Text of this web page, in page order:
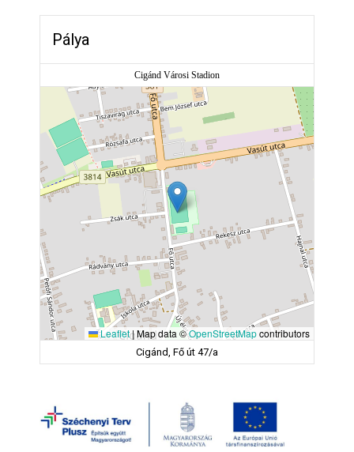
Pálya
Cigánd Városi Stadion
Leaflet|Map data ©OpenStreetMapcontributors
Cigánd, Fő út 47/a